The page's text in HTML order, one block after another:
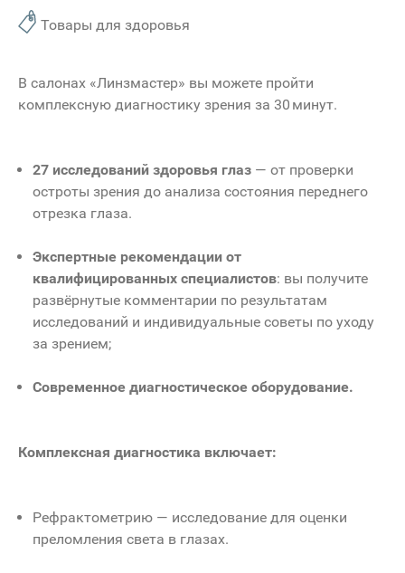
Товары для здоровья
В салонах «Линзмастер» вы можете пройти
комплексную диагностику зрения за 30 минут.
27 исследований здоровья глаз — от проверки
остроты зрения до анализа состояния переднего
отрезка глаза.
Экспертные рекомендации от
квалифицированных специалистов: вы получите
развёрнутые комментарии по результатам
исследований и индивидуальные советы по уходу
за зрением;
Современное диагностическое оборудование.
Комплексная диагностика включает:
Рефрактометрию — исследование для оценки
преломления света в глазах.